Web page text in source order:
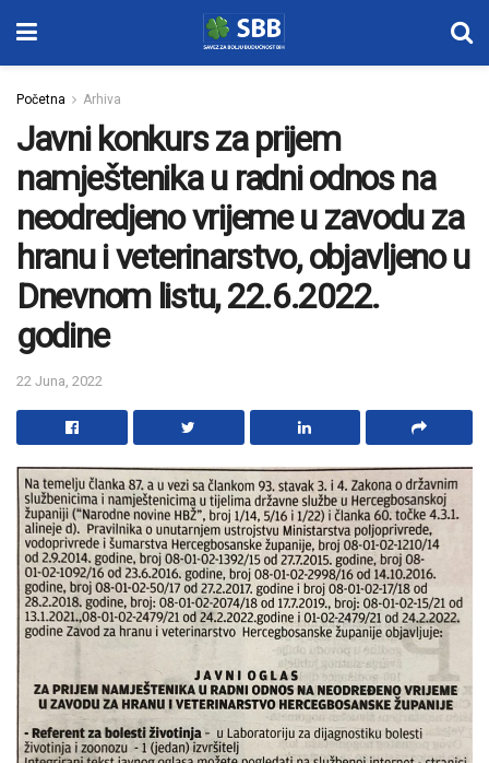
Početna Arhiva
Javni konkurs za prijem
namještenika u radni odnos na
neodredjeno vrijeme u zavodu za
hranu i veterinarstvo, objavljeno u
Dnevnom listu, 22.6.2022.
godine
22 Juna, 2022